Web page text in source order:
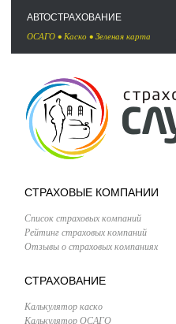
АВТОСТРАХОВАНИЕ
ОСАГО • Каско • Зеленая карта
СТРАХОВЫЕ КОМПАНИИ
Список страховых компаний
Рейтинг страховых компаний
Отзывы о страховых компаниях
СТРАХОВАНИЕ
Калькулятор каско
Калькулятор ОСАГО